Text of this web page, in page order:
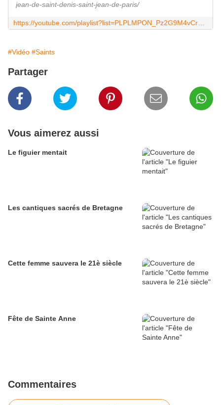
jean-de-saint-denis-saint-jean-de-paris/
#Vidéo #Saints
Partager
Vous aimerez aussi
Le figuier mentait
Les cantiques sacrés de Bretagne
Cette femme sauvera le 21è siècle
Fête de Sainte Anne
Commentaires